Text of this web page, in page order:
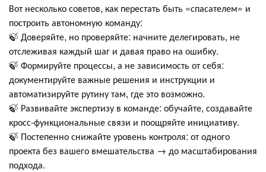
Вот несколько советов, как перестать быть «спасателем» и
построить автономную команду:
🍃 Доверяйте, но проверяйте: начните делегировать, не
отслеживая каждый шаг и давая право на ошибку.
🍃 Формируйте процессы, а не зависимость от себя:
документируйте важные решения и инструкции и
автоматизируйте рутину там, где это возможно.
🍃 Развивайте экспертизу в команде: обучайте, создавайте
кросс-функциональные связи и поощряйте инициативу.
🍃 Постепенно снижайте уровень контроля: от одного
проекта без вашего вмешательства → до масштабирования
подхода.